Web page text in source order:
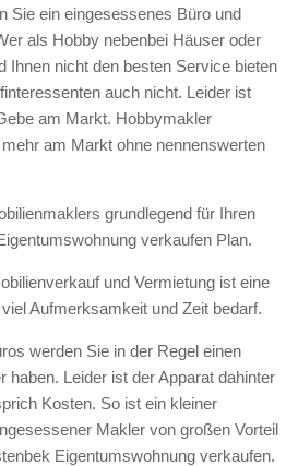
Sie ein eingesessenes Büro und
als Hobby nebenbei Häuser oder
Ihnen nicht den besten Service bieten
auch nicht. Leider ist
am Markt. Hobbymakler
am Markt ohne nennenswerten
grundlegend für Ihren
verkaufen Plan.
und Vermietung ist eine
Aufmerksamkeit und Zeit bedarf.
werden Sie in der Regel einen
haben. Leider ist der Apparat dahinter
Kosten. So ist ein kleiner
Makler von großen Vorteil
Eigentumswohnung verkaufen.